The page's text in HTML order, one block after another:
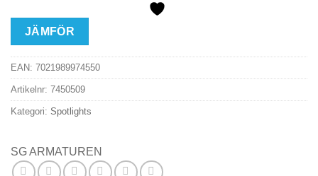
JÄMFÖR
EAN: 7021989974550
Artikelnr: 7450509
Kategori: Spotlights
SG ARMATUREN